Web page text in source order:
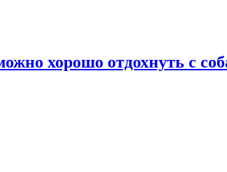
хорошо отдохнуть с